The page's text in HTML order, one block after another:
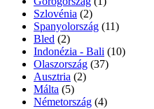
Szlovénia (2)
Spanyolország (11)
Bled (2)
Indonézia - Bali (10)
Olaszország (37)
Ausztria (2)
Málta (5)
Németország (4)